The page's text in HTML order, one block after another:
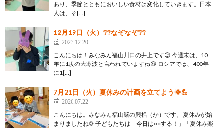
あり、季節とともにおいしい食材は変化していきます。日本
人は、そ[…]
12月19日（火）❔❔なぞなぞ❔❔
2023.12.20
こんにちは！みなみん福山川口の井上です😊 今週末は、10
年に1度の大寒波と言われていますね😆 ロシアでは、400年
に1[…]
7月21日（火）夏休みの計画を立てよう🌞💪
2026.07.22
こんにちは。みなみん福山曙の興梠（か）です。 夏休みが始
まりましたね🌻 子どもたちは「今日は○○する！」「夏休み楽